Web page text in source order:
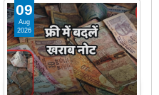
09
Aug
2026